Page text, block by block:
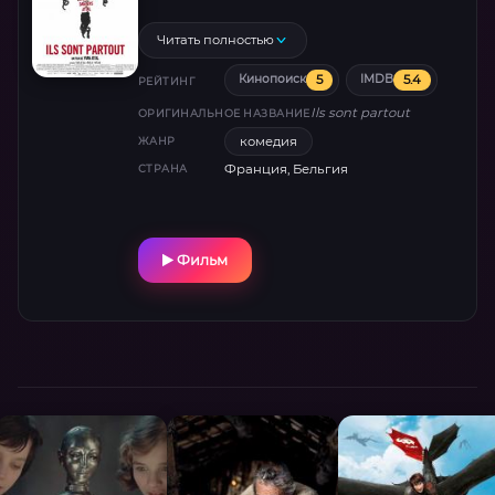
рассказов, иллюстрирующих каждый
стереотип.
Читать полностью
РЕЙТИНГ Кинопоиск 5 IMDB 5.4
ОРИГИНАЛЬНОЕ НАЗВАНИЕIls sont partout
ЖАНР комедия
СТРАНА Франция, Бельгия
Фильм